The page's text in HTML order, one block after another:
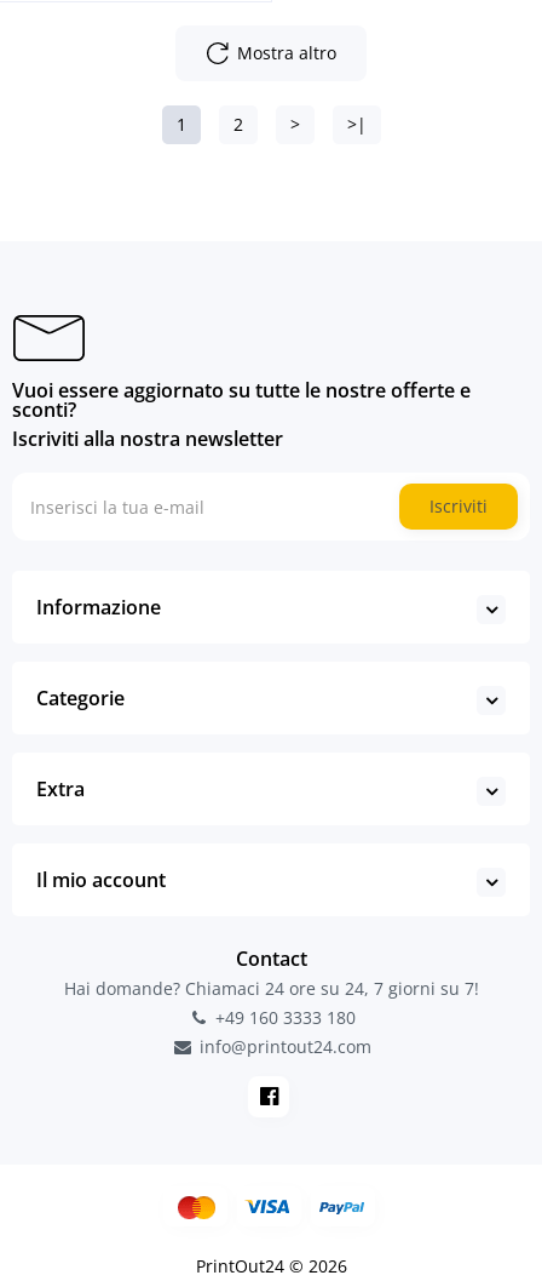
Mostra altro
1 2 > >|
Vuoi essere aggiornato su tutte le nostre offerte e
sconti?
Iscriviti alla nostra newsletter
Iscriviti
Informazione
Categorie
Extra
Il mio account
Contact
Hai domande? Chiamaci 24 ore su 24, 7 giorni su 7!
+49 160 3333 180
info@printout24.com
PrintOut24 © 2026